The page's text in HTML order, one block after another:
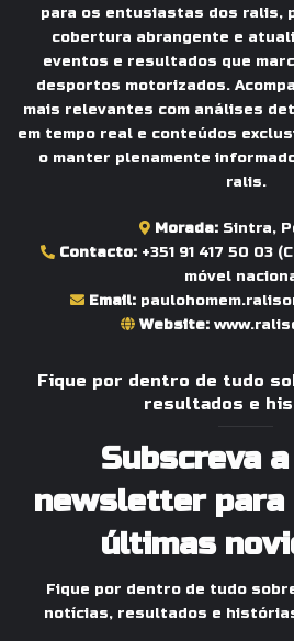
para os entusiastas dos ralis,
cobertura abrangente e
eventos e resultados que
desportos motorizados.
mais relevantes com análises
em tempo real e conteúdos
o manter plenamente
ralis.
Morada: Sintra,
Contacto: +351 91 417 50 03
móvel
Email:
Website:
Fique por dentro de tudo
resultados e
Subscreva
newsletter para
últimas
Fique por dentro de tudo
notícias, resultados e